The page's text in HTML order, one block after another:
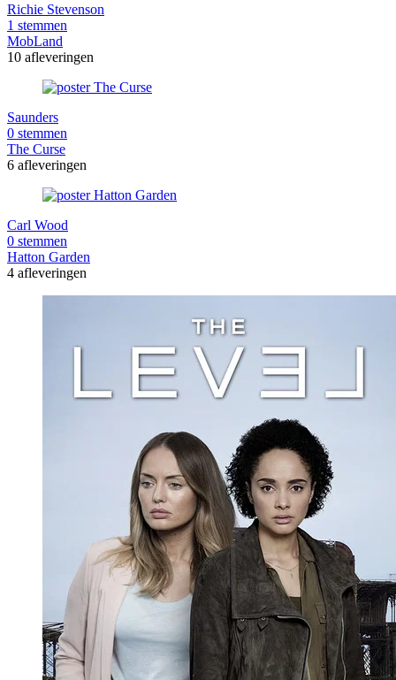
Richie Stevenson
1 stemmen
MobLand
10 afleveringen
Saunders
0 stemmen
The Curse
6 afleveringen
Carl Wood
0 stemmen
Hatton Garden
4 afleveringen